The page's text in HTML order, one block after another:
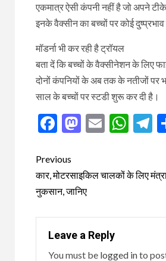
एकमात्र ऐसी कंपनी नहीं है जो अपने
इनके वैक्सीन का बच्चों पर कोई दुष्प्रभाव
मॉडर्ना भी कर रही है ट्रॉयल
बता दें कि बच्चों के वैक्सीनेशन के लिए
दोनों कंपनियों के अब तक के नतीजों पर
साल के बच्चों पर स्टडी शुरू कर दी है।
Facebook
Mastodon
Email
Post
navigation
Previous
कार, मोटरसाइकिल चालकों के लिए
नुकसान, जानिए
Leave a Reply
You must be logged into